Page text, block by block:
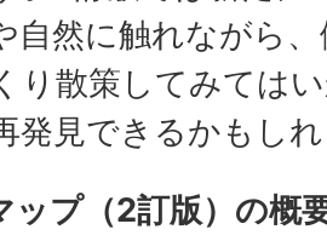
自然に触れながら
り散策してみては
発見できるかもし
ップ（2訂版）の概